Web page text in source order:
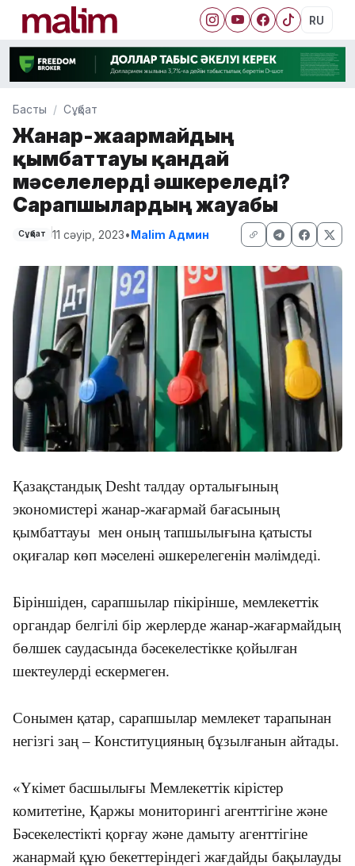
RU
Басты Сұқбат
Жанар-жағармайдың
қымбаттауы қандай
мәселелерді әшкереледі?
Сарапшылардың жауабы
Сұқбат 11 сәуір, 2023•Malim Админ
Қазақстандық Desht талдау орталығының
экономистері жанар-жағармай бағасының
қымбаттауы мен оның тапшылығына қатысты
оқиғалар көп мәселені әшкерелегенін мәлімдеді.
Біріншіден, сарапшылар пікірінше, мемлекеттік
органдар белгілі бір жерлерде жанар-жағармайдың
бөлшек саудасында бәсекелестікке қойылған
шектеулерді ескермеген.
Сонымен қатар, сарапшылар мемлекет тарапынан
негізгі заң – Конституцияның бұзылғанын айтады.
«Үкімет басшылығы Мемлекеттік кірістер
комитетіне, Қаржы мониторингі агенттігіне және
Бәсекелестікті қорғау және дамыту агенттігіне
жанармай құю бекеттеріндегі жағдайды бақылауды